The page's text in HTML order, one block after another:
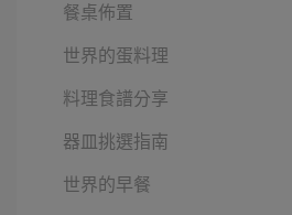
餐桌佈置
世界的蛋料理
料理食譜分享
器皿挑選指南
世界的早餐